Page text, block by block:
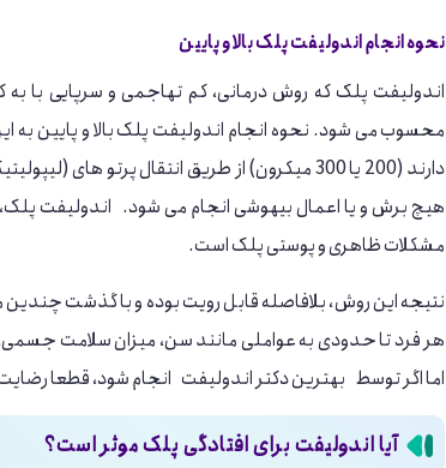
نحوه انجام اندولیفت پلک بالا و پایین
اندولیفت پلک که روش درمانی، کم‌ تهاجمی و سرپایی با به
محسوب می شود. نحوه انجام اندولیفت پلک بالا و پایین به
دارند (200 یا 300 میکرون) از طریق انتقال
هیچ برش و یا اعمال بیهوشی انجام می ‌شود. اندولیفت
مشکلات ظاهری و پوستی پلک است.
نتیجه این روش، بلافاصله قابل رویت بوده و با گذشت چندین
هر فرد تا حدودی به عواملی مانند سن، میزان سلامت
اما اگر توسط بهترین دکتر اندولیفت انجام شود، قطعا
آیا اندولیفت برای افتادگی پلک موثر است؟